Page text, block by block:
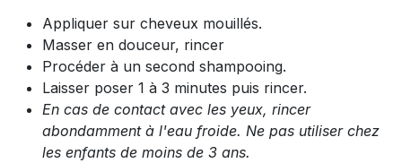
Appliquer sur cheveux mouillés.
Masser en douceur, rincer
Procéder à un second shampooing.
Laisser poser 1 à 3 minutes puis rincer.
En cas de contact avec les yeux, rincer
abondamment à l'eau froide. Ne pas utiliser chez
les enfants de moins de 3 ans.